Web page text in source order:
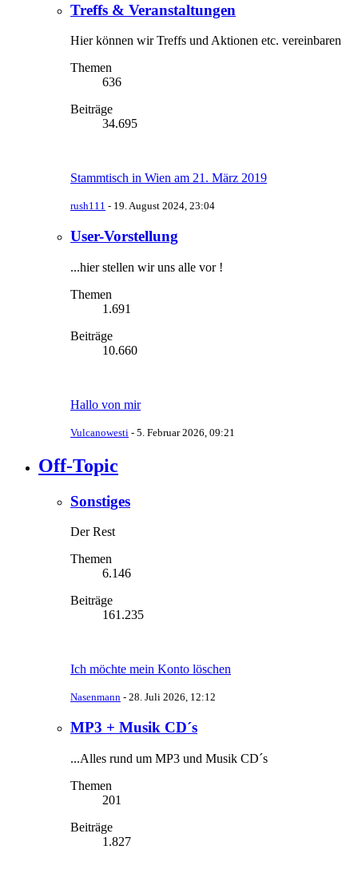
Treffs & Veranstaltungen
Hier können wir Treffs und Aktionen etc. vereinbaren
Themen
636
Beiträge
34.695
Stammtisch in Wien am 21. März 2019
rush111 - 19. August 2024, 23:04
User-Vorstellung
...hier stellen wir uns alle vor !
Themen
1.691
Beiträge
10.660
Hallo von mir
Vulcanowesti - 5. Februar 2026, 09:21
Off-Topic
Sonstiges
Der Rest
Themen
6.146
Beiträge
161.235
Ich möchte mein Konto löschen
Nasenmann - 28. Juli 2026, 12:12
MP3 + Musik CD´s
...Alles rund um MP3 und Musik CD´s
Themen
201
Beiträge
1.827